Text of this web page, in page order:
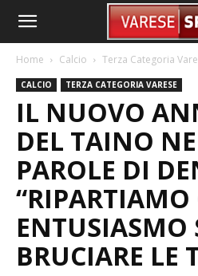
Home Calcio Terza Categoria
CALCIO TERZA CATEGORIA VARESE
IL NUOVO
DEL TAINO
PAROLE DI
“RIPARTIAMO
ENTUSIASMO
BRUCIARE LE